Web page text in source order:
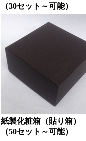
（30セット～可能）
紙製化粧箱（貼り箱）
（50セット～可能）